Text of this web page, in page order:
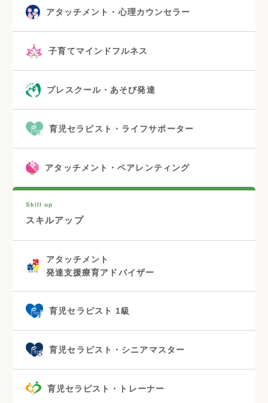
アタッチメント・心理カウンセラー
子育てマインドフルネス
プレスクール・あそび発達
育児セラピスト・ライフサポーター
アタッチメント・ペアレンティング
Skill up
スキルアップ
アタッチメント
発達支援療育アドバイザー
育児セラピスト 1級
育児セラピスト・シニアマスター
育児セラピスト・トレーナー